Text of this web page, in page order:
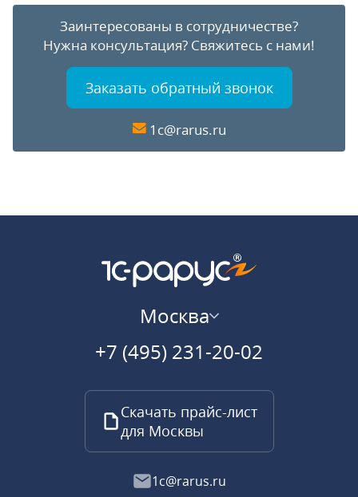
Заинтересованы в сотрудничестве?
Нужна консультация? Свяжитесь с нами!
Заказать обратный звонок
1c@rarus.ru
Москва
+7 (495) 231-20-02
Скачать прайс-лист
для Москвы
1c@rarus.ru